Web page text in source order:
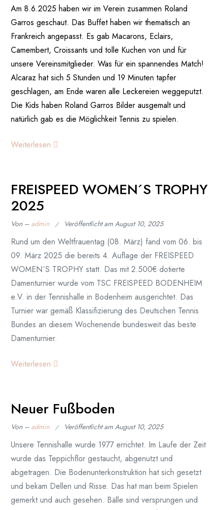
Am 8.6.2025 haben wir im Verein zusammen Roland
Garros geschaut. Das Buffet haben wir thematisch an
Frankreich angepasst. Es gab Macarons, Eclairs,
Camembert, Croissants und tolle Kuchen von und für
unsere Vereinsmitglieder. Was für ein spannendes Match!
Alcaraz hat sich 5 Stunden und 19 Minuten tapfer
geschlagen, am Ende waren alle Leckereien weggeputzt.
Die Kids haben Roland Garros Bilder ausgemalt und
natürlich gab es die Möglichkeit Tennis zu spielen.
Weiterlesen
FREISPEED WOMEN´S TROPHY
2025
Von – admin Veröffentlicht amAugust 10, 2025
Rund um den Weltfrauentag (08. März) fand vom 06. bis
09. März 2025 die bereits 4. Auflage der FREISPEED
WOMEN´S TROPHY statt. Das mit 2.500€ dotierte
Damenturnier wurde vom TSC FREISPEED BODENHEIM
e.V. in der Tennishalle in Bodenheim ausgerichtet. Das
Turnier war gemäß Klassifizierung des Deutschen Tennis
Bundes an diesem Wochenende bundesweit das beste
Damenturnier.
Weiterlesen
Neuer Fußboden
Von – admin Veröffentlicht amAugust 10, 2025
Unsere Tennishalle wurde 1977 errichtet. Im Laufe der Zeit
wurde das Teppichflor gestaucht, abgenutzt und
abgetragen. Die Bodenunterkonstruktion hat sich gesetzt
und bekam Dellen und Risse. Das hat man beim Spielen
gemerkt und auch gesehen. Bälle sind versprungen und